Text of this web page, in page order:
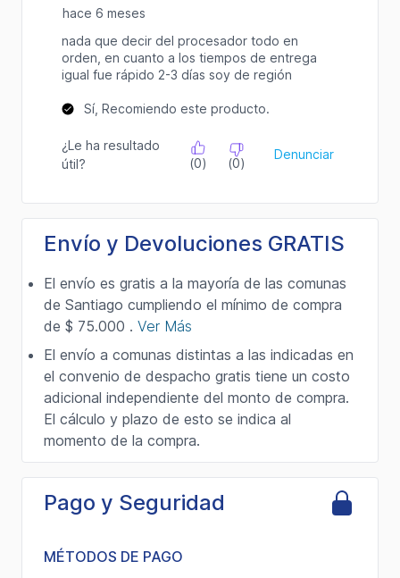
Envío y Devoluciones GRATIS
El envío es gratis a la mayoría de las comunas
de Santiago cumpliendo el mínimo de compra
de $ 75.000 . Ver Más
El envío a comunas distintas a las indicadas en
el convenio de despacho gratis tiene un costo
adicional independiente del monto de compra.
El cálculo y plazo de esto se indica al
momento de la compra.
Pago y Seguridad
MÉTODOS DE PAGO